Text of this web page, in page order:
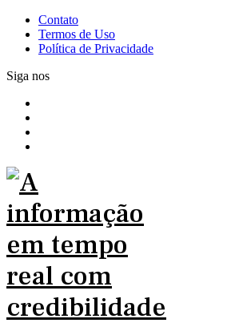
Contato
Termos de Uso
Política de Privacidade
Siga nos